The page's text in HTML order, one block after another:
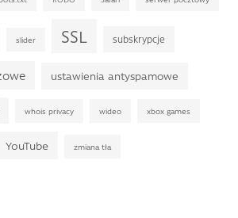
slider SSL subskrypcje
ustawienia antyspamowe
whois privacy wideo xbox games
YouTube zmiana tła